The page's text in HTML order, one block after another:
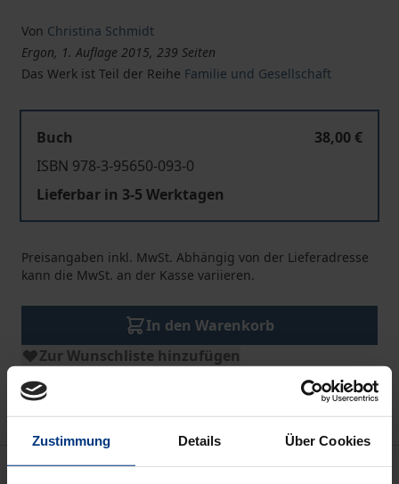
Zustimmung Details Über Cookies
Von Christina Schmidt
Ergon, 1. Auflage 2015, 239 Seiten
Das Werk ist Teil der Reihe Familie und Gesellschaft
Buch
38,00 €
ISBN 978-3-95650-093-0
Lieferbar in 3-5 Werktagen
Preisangaben inkl. MwSt. Abhängig von der Lieferadresse
kann die MwSt. an der Kasse variieren.
In den Warenkorb
Zur Wunschliste hinzufügen
Hinweise zu Versandkosten
Beschreibung